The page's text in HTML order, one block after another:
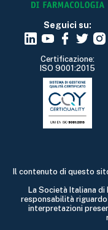
Seguici su:
Certificazione:
ISO 9001:2015
Il contenuto di questo
La Società Italiana di
responsabilità
interpretazioni